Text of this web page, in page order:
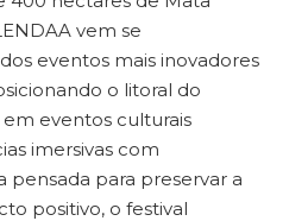
vem se
eventos mais inovadores
o litoral do
eventos culturais
imersivas com
pensada para preservar a
positivo, o festival